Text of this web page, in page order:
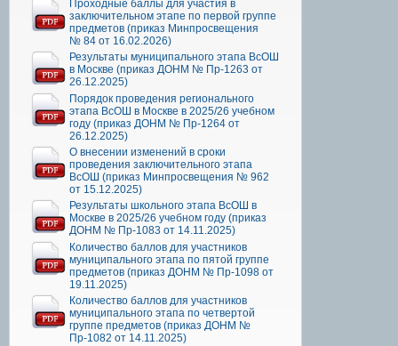
Проходные баллы для участия в
заключительном этапе по первой группе
предметов (приказ Минпросвещения
№ 84 от 16.02.2026)
Результаты муниципального этапа ВсОШ
в Москве (приказ ДОНМ № Пр-1263 от
26.12.2025)
Порядок проведения регионального
этапа ВсОШ в Москве в 2025/26 учебном
году (приказ ДОНМ № Пр-1264 от
26.12.2025)
О внесении изменений в сроки
проведения заключительного этапа
ВсОШ (приказ Минпросвещения № 962
от 15.12.2025)
Результаты школьного этапа ВсОШ в
Москве в 2025/26 учебном году (приказ
ДОНМ № Пр-1083 от 14.11.2025)
Количество баллов для участников
муниципального этапа по пятой группе
предметов (приказ ДОНМ № Пр-1098 от
19.11.2025)
Количество баллов для участников
муниципального этапа по четвертой
группе предметов (приказ ДОНМ №
Пр-1082 от 14.11.2025)